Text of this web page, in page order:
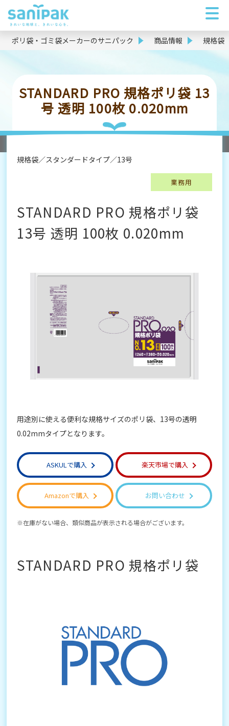
ポリ袋・ゴミ袋メーカーのサニパック 商品情報 規格袋
STANDARD PRO 規格ポリ袋 13
号 透明 100枚 0.020mm
規格袋 スタンダードタイプ 13号
業務用
STANDARD PRO 規格ポリ袋
13号 透明 100枚 0.020mm
用途別に使える便利な規格サイズのポリ袋、13号の透明
0.02mmタイプとなります。
ASKULで購入 楽天市場で購入
Amazonで購入 お問い合わせ
在庫がない場合、類似商品が表示される場合がございます。
STANDARD PRO 規格ポリ袋